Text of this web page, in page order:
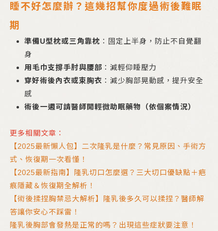
睡不好怎麼辦？這幾招幫你度過術後難眠
期
準備U型枕或三角靠枕 ：固定上半身，防止不自覺翻
身
用毛巾支撐手肘與腰部 ：減輕仰睡壓力
穿好術後內衣或束胸衣 ：減少胸部晃動感，提升安全
感
術後一週可請醫師開輕微助眠藥物（依個案情況）
更多相關文章：
【2025最新懶人包】二次隆乳是什麼？常見原因、手術方
式、恢復期一次看懂！
【2025最新指南】隆乳切口怎麼選？三大切口優缺點＋疤
痕隱藏＆恢復期全解析！
【術後揉捏胸禁忌大解析】隆乳後多久可以揉捏？醫師解
答讓你安心不踩雷！
隆乳後胸部會發熱是正常的嗎？出現這些症狀要注意！